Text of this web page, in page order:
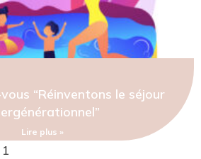
“Réinventons le séjour
Lire plus »
1